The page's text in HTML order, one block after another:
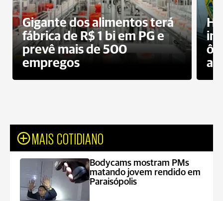
Gigante dos alimentos terá
fábrica de R$ 1 bi em PG e
prevê mais de 500
empregos
MAIS COTIDIANO
Bodycams mostram PMs
matando jovem rendido em
Paraisópolis